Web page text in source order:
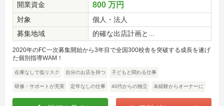
開業資金
800 万円
対象
個人・法人
募集地域
的確な出店計画と...
2020年のFC一次募集開始から3年目で全国300校舎を突破する成長を遂げ
た個別指導WAM！
在庫なしで低リスク 自分のお店を持つ 子どもと関わる仕事
研修・サポートが充実 定年なしの仕事 40代からの独立 未経験からオーナーに